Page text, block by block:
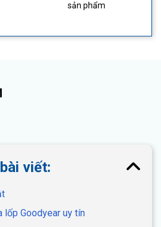
sản phẩm
viết:
lốp Goodyear uy tín